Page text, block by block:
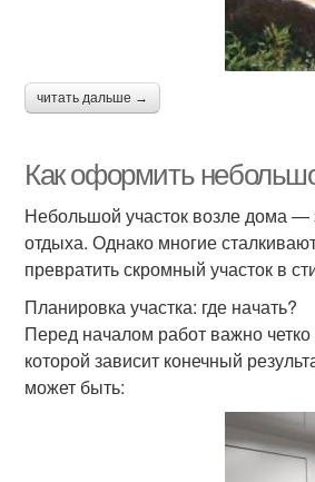
читать дальше →
Как оформить
Небольшой участок возле дома —
отдыха. Однако многие
превратить скромный участок в
Планировка участка: где начать?
Перед началом работ важно
которой зависит конечный
может быть: